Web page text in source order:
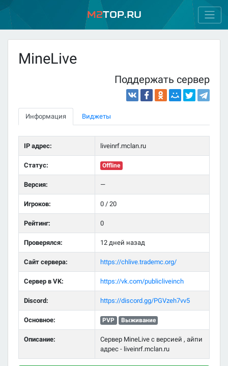
M2Top.ru
MineLive
Поддержать сервер
Информация Виджеты
IP адрес: liveinrf.mclan.ru
Статус: Offline
Версия: —
Игроков: 0 / 20
Рейтинг: 0
Проверялся: 12 дней назад
Сайт сервера: https://chlive.trademc.org/
Сервер в VK: https://vk.com/publicliveinch
Discord: https://discord.gg/PGVzeh7vv5
Основное: PVP Выживание
Описание:
Сервер MineLive с версией , айпи
адрес - liveinrf.mclan.ru